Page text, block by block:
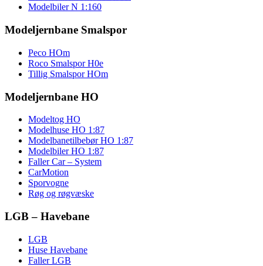
Modelbiler N 1:160
Modeljernbane Smalspor
Peco HOm
Roco Smalspor H0e
Tillig Smalspor HOm
Modeljernbane HO
Modeltog HO
Modelhuse HO 1:87
Modelbanetilbebør HO 1:87
Modelbiler HO 1:87
Faller Car – System
CarMotion
Sporvogne
Røg og røgvæske
LGB – Havebane
LGB
Huse Havebane
Faller LGB